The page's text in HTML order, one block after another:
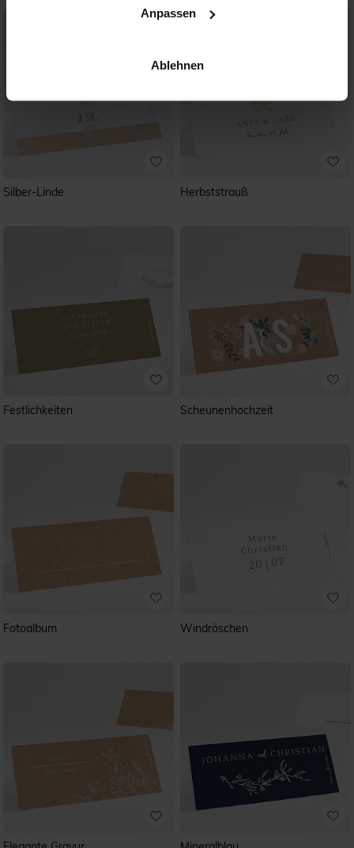
Anpassen
Ablehnen
Silber-Linde Herbststrauß
Festlichkeiten Scheunenhochzeit
Fotoalbum Windröschen